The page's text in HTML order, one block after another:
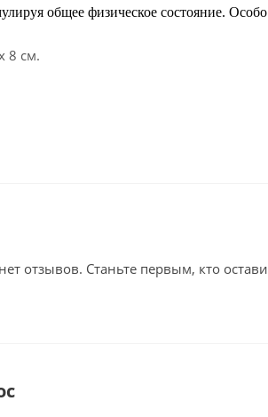
общее физическое состояние.
8 см.
отзывов. Станьте первым, кто